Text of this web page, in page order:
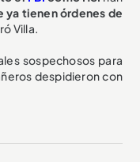
ya tienen órdenes de
Villa.
sospechosos para
despidieron con